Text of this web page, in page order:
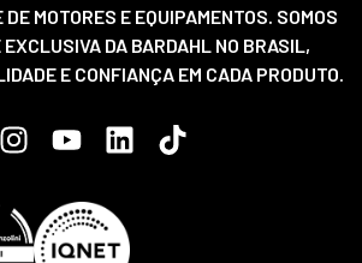
MOTORES E EQUIPAMENTOS. SOMOS
DA BARDAHL NO BRASIL,
E CONFIANÇA EM CADA PRODUTO.